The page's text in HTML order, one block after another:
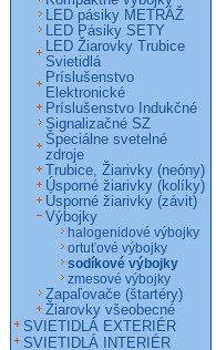
LED pásiky METRÁŽ
LED Pásiky SETY
LED Žiarovky Trubice
Svietidlá
Príslušenstvo
Elektronické
Príslušenstvo Indukčné
Signalizačné SZ
Špeciálne svetelné
zdroje
Trubice, Žiarivky (neóny)
Úsporné žiarivky (kolíky)
Úsporné žiarivky (závit)
Výbojky
halogenidové výbojky
ortuťové výbojky
sodíkové výbojky
zmesové výbojky
Zapaľovače (štartéry)
Žiarovky všeobecné
SVIETIDLÁ EXTERIÉR
SVIETIDLÁ INTERIÉR